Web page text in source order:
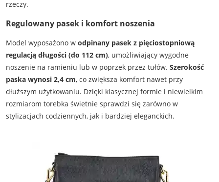
rzeczy.
Regulowany pasek i komfort noszenia
Model wyposażono w odpinany pasek z pięciostopniową
regulacją długości (do 112 cm), umożliwiający wygodne
noszenie na ramieniu lub w poprzek przez tułów. Szerokość
paska wynosi 2,4 cm, co zwiększa komfort nawet przy
dłuższym użytkowaniu. Dzięki klasycznej formie i niewielkim
rozmiarom torebka świetnie sprawdzi się zarówno w
stylizacjach codziennych, jak i bardziej eleganckich.